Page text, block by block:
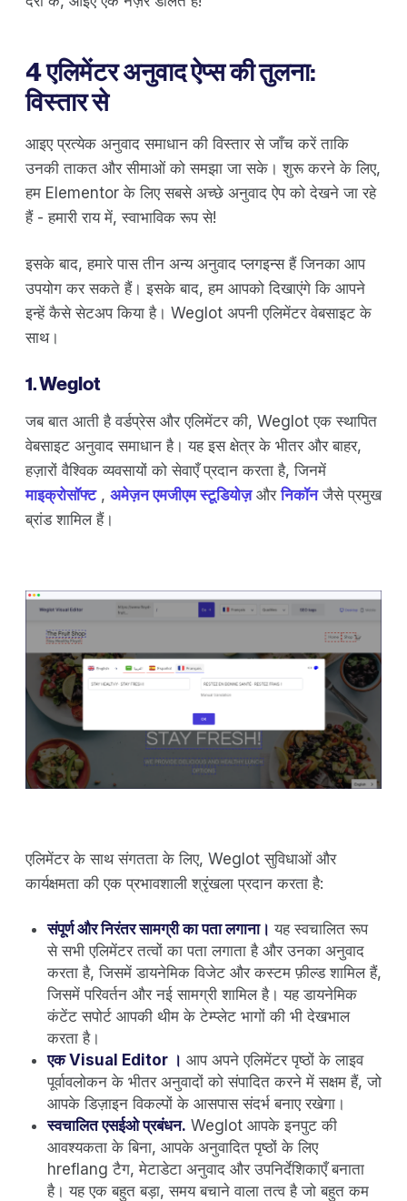
4 एलिमेंटर अनुवाद ऐप्स की तुलना:
विस्तार से
आइए प्रत्येक अनुवाद समाधान की विस्तार से जाँच करें ताकि
उनकी ताकत और सीमाओं को समझा जा सके। शुरू करने के लिए,
हम Elementor के लिए सबसे अच्छे अनुवाद ऐप को देखने जा रहे
हैं - हमारी राय में, स्वाभाविक रूप से!
इसके बाद, हमारे पास तीन अन्य अनुवाद प्लगइन्स हैं जिनका आप
उपयोग कर सकते हैं। इसके बाद, हम आपको दिखाएंगे कि आपने
इन्हें कैसे सेटअप किया है। Weglot अपनी एलिमेंटर वेबसाइट के
साथ।
1. Weglot
जब बात आती है वर्डप्रेस और एलिमेंटर की, Weglot एक स्थापित
वेबसाइट अनुवाद समाधान है। यह इस क्षेत्र के भीतर और बाहर,
हज़ारों वैश्विक व्यवसायों को सेवाएँ प्रदान करता है, जिनमें
माइक्रोसॉफ्ट, अमेज़न एमजीएम स्टूडियोज़औरनिकॉनजैसे प्रमुख
ब्रांड शामिल हैं।
एलिमेंटर के साथ संगतता के लिए, Weglot सुविधाओं और
कार्यक्षमता की एक प्रभावशाली श्रृंखला प्रदान करता है:
संपूर्ण और निरंतर सामग्री का पता लगाना। यह स्वचालित रूप
से सभी एलिमेंटर तत्वों का पता लगाता है और उनका अनुवाद
करता है, जिसमें डायनेमिक विजेट और कस्टम फ़ील्ड शामिल हैं,
जिसमें परिवर्तन और नई सामग्री शामिल है। यह डायनेमिक
कंटेंट सपोर्ट आपकी थीम के टेम्प्लेट भागों की भी देखभाल
करता है।
एक Visual Editor । आप अपने एलिमेंटर पृष्ठों के लाइव
पूर्वावलोकन के भीतर अनुवादों को संपादित करने में सक्षम हैं, जो
आपके डिज़ाइन विकल्पों के आसपास संदर्भ बनाए रखेगा।
स्वचालित एसईओ प्रबंधन. Weglot आपके इनपुट की
आवश्यकता के बिना, आपके अनुवादित पृष्ठों के लिए
hreflang टैग, मेटाडेटा अनुवाद और उपनिर्देशिकाएँ बनाता
है। यह एक बहुत बड़ा, समय बचाने वाला तत्व है जो बहुत कम